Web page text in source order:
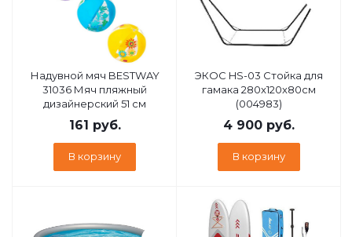
Надувной мяч BESTWAY
31036 Мяч пляжный
дизайнерский 51 см
161 руб.
В корзину
ЭКОС HS-03 Стойка для
гамака 280x120x80см
(004983)
4 900 руб.
В корзину